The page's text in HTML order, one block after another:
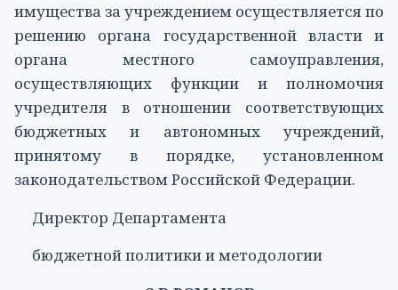
имущества за учреждением осуществляется по
решению органа государственной власти и
органа местного самоуправления,
осуществляющих функции и полномочия
учредителя в отношении соответствующих
бюджетных и автономных учреждений,
принятому в порядке, установленном
законодательством Российской Федерации.
Директор Департамента
бюджетной политики и методологии